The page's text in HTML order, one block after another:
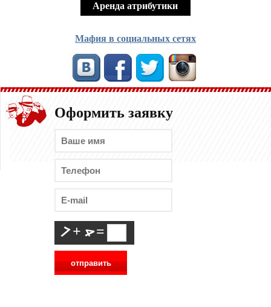
Аренда атрибутики
Мафия в социальных сетях
Оформить заявку
+ =